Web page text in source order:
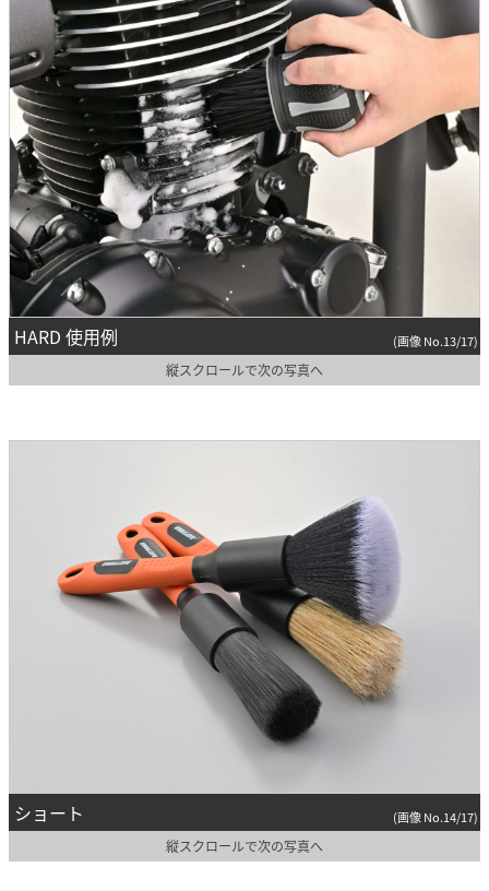
HARD 使用例 (画像 No.13/17)
縦スクロールで次の写真へ
ショート (画像 No.14/17)
縦スクロールで次の写真へ